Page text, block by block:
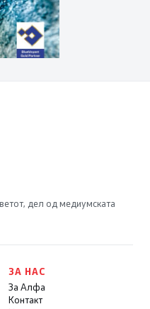
дел од медиумската
ЗА НАС
За Алфа
Контакт